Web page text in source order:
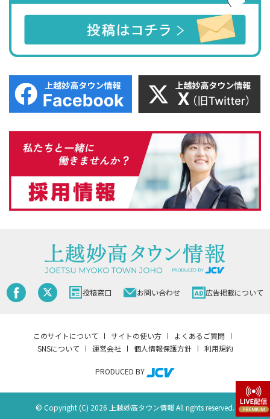
投稿窓口 お問い合わせ 広告掲載について
このサイトについて サイトの使い方
よくあるご質問
SNSについて
運営会社 個人情報保護方針 利用規約
PRODUCED BY
© Copyright (C) 2026 上越妙高タウン情報 All rights reserved.